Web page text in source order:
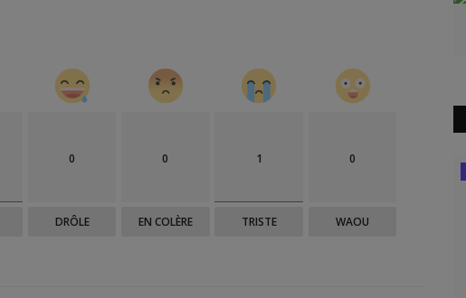
0
DRÔLE
0
EN COLÈRE
1
TRISTE
0
WAOU